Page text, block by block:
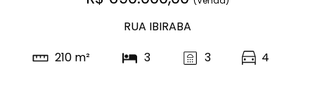
RUA IBIRABA
210 m²
3 3 4